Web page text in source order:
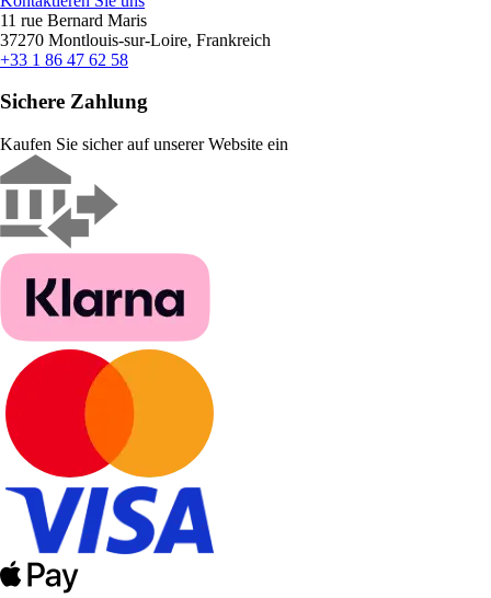
11 rue Bernard Maris
37270 Montlouis-sur-Loire, Frankreich
+33 1 86 47 62 58
Sichere Zahlung
Kaufen Sie sicher auf unserer Website ein